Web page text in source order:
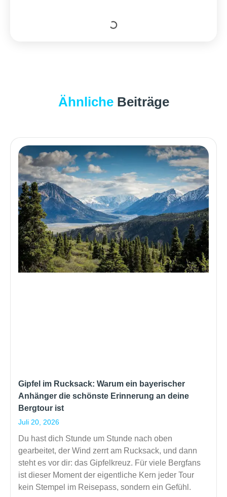
ÄhnlicheBeiträge
Gipfel im Rucksack: Warum ein bayerischer
Anhänger die schönste Erinnerung an deine
Bergtour ist
Juli 20, 2026
Du hast dich Stunde um Stunde nach oben
gearbeitet, der Wind zerrt am Rucksack, und dann
steht es vor dir: das Gipfelkreuz. Für viele Bergfans
ist dieser Moment der eigentliche Kern jeder Tour
kein Stempel im Reisepass, sondern ein Gefühl.